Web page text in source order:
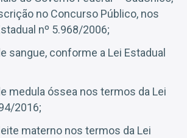
no Concurso Público, nos
nº 5.968/2006;
sangue, conforme a Lei Estadual
medula óssea nos termos da Lei
2016;
materno nos termos da Lei